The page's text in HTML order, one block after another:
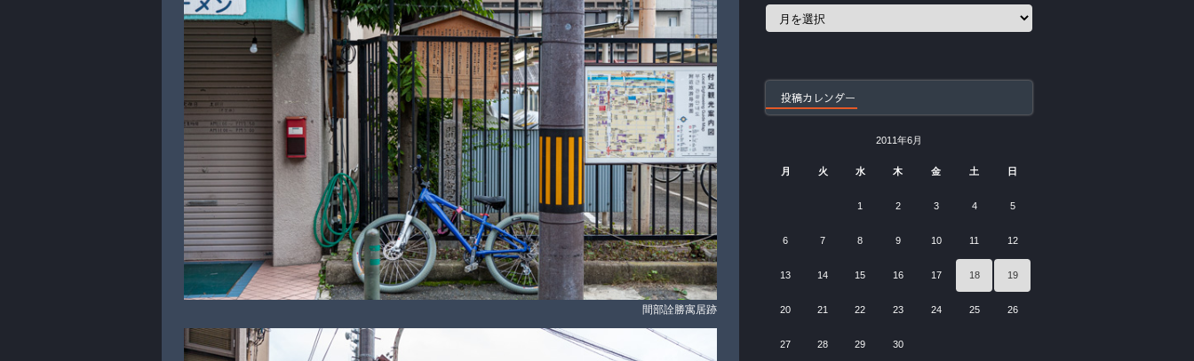
間部詮勝寓居跡
過
投稿カレンダー
2011年6月
月 火 水 木 金 土 日
1 2 3 4 5
6 7 8 9 10 11 12
13 14 15 16 17 18 19
20 21 22 23 24 25 26
27 28 29 30